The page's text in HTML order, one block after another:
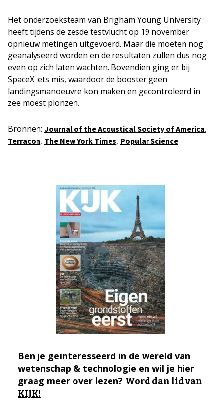
Het onderzoeksteam van Brigham Young University
heeft tijdens de zesde testvlucht op 19 november
opnieuw metingen uitgevoerd. Maar die moeten nog
geanalyseerd worden en de resultaten zullen dus nog
even op zich laten wachten. Bovendien ging er bij
SpaceX iets mis, waardoor de booster geen
landingsmanoeuvre kon maken en gecontroleerd in
zee moest plonzen.
Bronnen: Journal of the Acoustical Society of America,
Terracon, The New York Times, Popular Science
Ben je geïnteresseerd in de wereld van
wetenschap & technologie en wil je hier
graag meer over lezen? Word dan lid van
KIJK!